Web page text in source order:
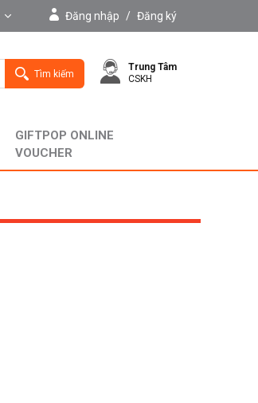
Đăng nhập / Đăng ký
Tìm kiếm
Trung Tâm
CSKH
GIFTPOP ONLINE
VOUCHER